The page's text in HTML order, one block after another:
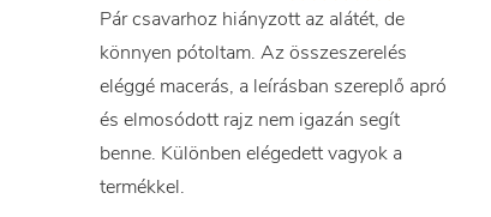
Pár csavarhoz hiányzott az alátét, de
könnyen pótoltam. Az összeszerelés
eléggé macerás, a leírásban szereplő apró
és elmosódott rajz nem igazán segít
benne. Különben elégedett vagyok a
termékkel.